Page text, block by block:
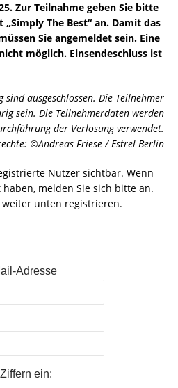
Zur Teilnahme geben Sie bitte
The Best“ an. Damit das
Sie angemeldet sein. Eine
möglich. Einsendeschluss ist
sind ausgeschlossen. Die Teilnehmer
sein. Die Teilnehmerdaten werden
der Verlosung verwendet.
©Andreas Friese / Estrel Berlin
Nutzer sichtbar. Wenn
melden Sie sich bitte an.
unten registrieren.
Adresse
ein: